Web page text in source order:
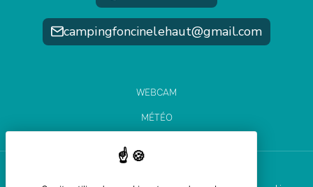
campingfoncinelehaut@gmail.com
WEBCAM
MÉTÉO